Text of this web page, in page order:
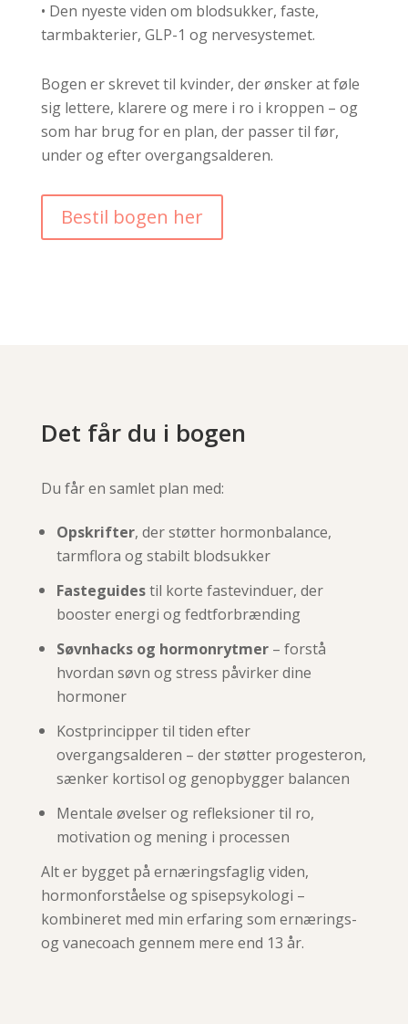
• Den nyeste viden om blodsukker, faste,
tarmbakterier, GLP-1 og nervesystemet.
Bogen er skrevet til kvinder, der ønsker at føle
sig lettere, klarere og mere i ro i kroppen – og
som har brug for en plan, der passer til før,
under og efter overgangsalderen.
Bestil bogen her
Det får du i bogen
Du får en samlet plan med:
Opskrifter, der støtter hormonbalance,
tarmflora og stabilt blodsukker
Fasteguidestil korte fastevinduer, der
booster energi og fedtforbrænding
Søvnhacks og hormonrytmer– forstå
hvordan søvn og stress påvirker dine
hormoner
Kostprincipper til tiden efter
overgangsalderen – der støtter progesteron,
sænker kortisol og genopbygger balancen
Mentale øvelser og refleksioner til ro,
motivation og mening i processen
Alt er bygget på ernæringsfaglig viden,
hormonforståelse og spisepsykologi –
kombineret med min erfaring som ernærings-
og vanecoach gennem mere end 13 år.